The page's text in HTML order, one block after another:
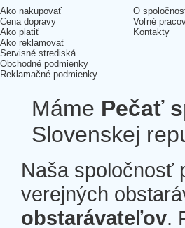
Ako nakupovať
Cena dopravy
Ako platiť
Ako reklamovať
Servisné strediská
Obchodné podmienky
Reklamačné podmienky
O
Voľné
Kontakty
Máme Pečať
Slovenskej
Naša spoločnosť
verejných
obstarávateľov.